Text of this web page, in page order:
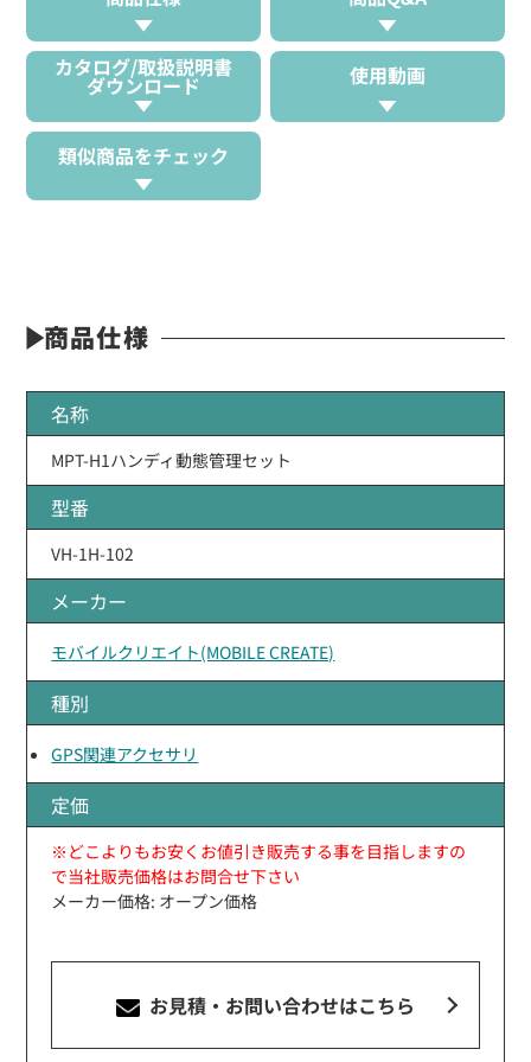
カタログ/取扱説明書
ダウンロード 使用動画
類似商品をチェック
商品仕様
名称
MPT-H1ハンディ動態管理セット
型番
VH-1H-102
メーカー
モバイルクリエイト(MOBILE CREATE)
種別
GPS関連アクセサリ
定価
※どこよりもお安くお値引き販売する事を目指しますの
で当社販売価格はお問合せ下さい
メーカー価格: オープン価格
お見積・お問い合わせはこちら